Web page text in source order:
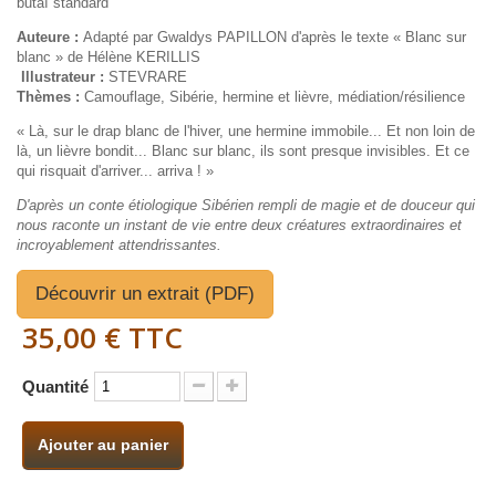
Auteure : Adapté par Gwaldys PAPILLON d'après le texte « Blanc sur
blanc » de Hélène KERILLIS
Illustrateur : STEVRARE
Thèmes : Camouflage, Sibérie, hermine et lièvre, médiation/résilience
« Là, sur le drap blanc de l'hiver, une hermine immobile... Et non loin de
là, un lièvre bondit... Blanc sur blanc, ils sont presque invisibles. Et ce
qui risquait d'arriver... arriva ! »
D'après un conte étiologique Sibérien rempli de magie et de douceur qui
nous raconte un instant de vie entre deux créatures extraordinaires et
incroyablement attendrissantes.
Découvrir un extrait (PDF)
35,00 € TTC
Quantité
Ajouter au panier